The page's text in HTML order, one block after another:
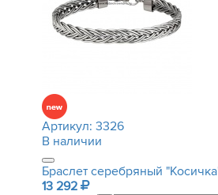
Артикул: 3326
В наличии
Браслет серебряный
13 292